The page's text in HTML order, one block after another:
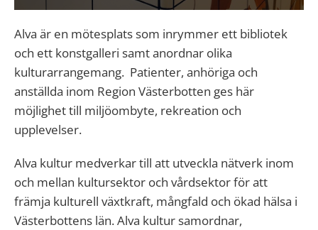
Alva är en mötesplats som inrymmer ett bibliotek
och ett konstgalleri samt anordnar olika
kulturarrangemang. Patienter, anhöriga och
anställda inom Region Västerbotten ges här
möjlighet till miljöombyte, rekreation och
upplevelser.
Alva kultur medverkar till att utveckla nätverk inom
och mellan kultursektor och vårdsektor för att
främja kulturell växtkraft, mångfald och ökad hälsa i
Västerbottens län. Alva kultur samordnar,